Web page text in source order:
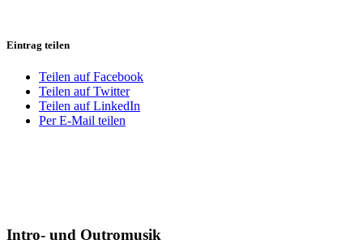
Eintrag teilen
Teilen auf Facebook
Teilen auf Twitter
Teilen auf LinkedIn
Per E-Mail teilen
Intro- und Outromusik